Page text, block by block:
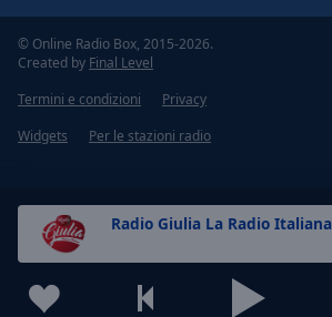
Radio Giulia La Radio Italiana
© Online Radio Box, 2015-2026.
Created by Final Level
Termini e condizioni
Privacy
Widgets
Per le stazioni radio